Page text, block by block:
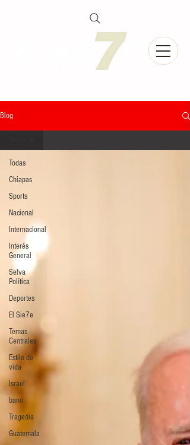
Blog
Todas
Chiapas
Sports
Nacional
Internacional
Interés
General
Selva
Política
Deportes
El Sie7e
Temas
Centrales
Estilo de
vida
Israel
bano
Tragedia
Guatemala